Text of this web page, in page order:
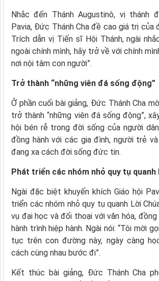
Nhắc đến Thánh Augustinô, vị thánh
Pavia, Đức Thánh Cha đề cao giá trị của
Trích dẫn vị Tiến sĩ Hội Thánh, ngài
ngoài chính mình, hãy trở về với chính
nơi nội tâm con người”.
Trở thành “những viên đá sống động”
Ở phần cuối bài giảng, Đức Thánh Cha
trở thành “những viên đá sống động”,
hội bén rễ trong đời sống của người
đồng hành với các gia đình, người trẻ
đang xa cách đời sống đức tin.
Phát triển các nhóm nhỏ quy tụ quanh
Ngài đặc biệt khuyến khích Giáo hội
triển các nhóm nhỏ quy tụ quanh Lời
vụ đại học và đối thoại với văn hóa,
hành trình hiệp hành. Ngài nói: “Tôi mời
tục trên con đường này, ngày càng
cách cùng nhau bước đi”.
Kết thúc bài giảng, Đức Thánh Cha